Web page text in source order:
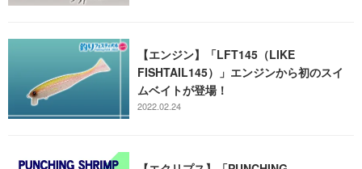
【エンジン】「LFT145（LIKE
FISHTAIL145）」エンジンから初のスイ
ムベイトが登場！
2022.02.24